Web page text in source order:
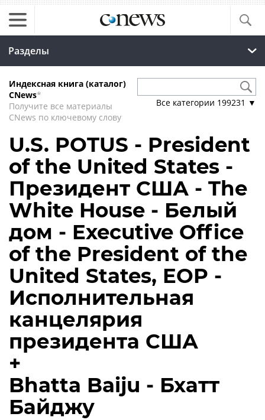
Разделы
Индексная книга (каталог)
CNews*
Получите все материалы
CNews по ключевому слову
Все категории 199231 ▼
U.S. POTUS - President
of the United States -
Президент США - The
White House - Белый
дом - Executive Office
of the President of the
United States, EOP -
Исполнительная
канцелярия
президента США
+
Bhatta Baiju - Бхатт
Байджу